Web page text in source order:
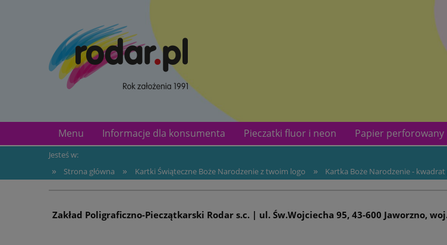
Menu Informacje dla konsumenta Pieczatki fluor i neon Papier perforowany
Identyfikatory dla psów, adresówki dla psów, kotów
Jesteś w:
» Strona główna » Kartki Świąteczne Boże Narodzenie z twoim logo » Kartka Boże Narodzenie - kwadrat
Zakład Poligraficzno-Pieczątkarski Rodar s.c. | ul. Św.Wojciecha 95, 43-600 Jaworzno,